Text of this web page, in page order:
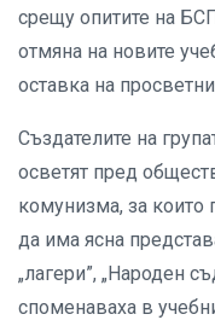
срещу опитите на
отмяна на новите
оставка на
Създателите на
осветят пред
комунизма, за които
да има ясна
„лагери”, „Народен
споменаваха в